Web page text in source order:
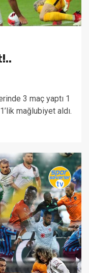
3 maç yaptı 1
mağlubiyet aldı.